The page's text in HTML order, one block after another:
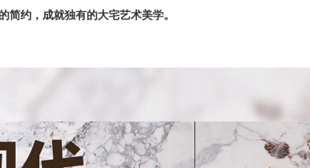
简约， 成就独有的大宅艺术美学。